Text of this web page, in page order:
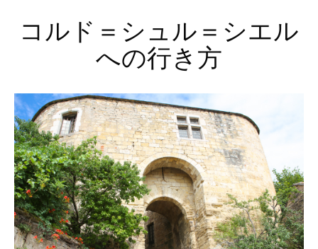
コルド＝シュル＝シエル
への行き方